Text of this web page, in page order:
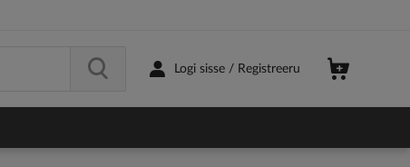
Logi sisse / Registreeru